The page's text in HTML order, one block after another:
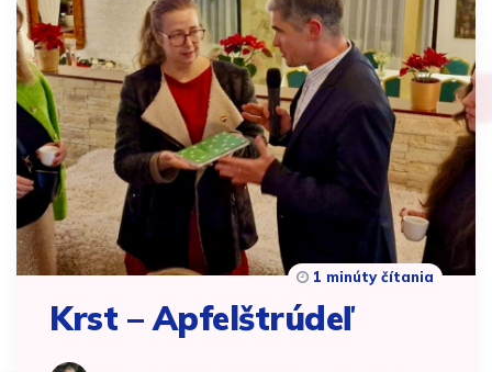
Krst – Apfelštrúdeľ
1 minúty čítania